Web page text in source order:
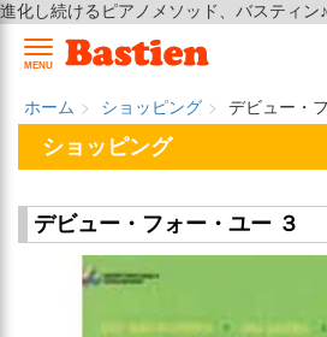
進化し続けるピアノメソッド、バスティン♪
MENU
ホーム ショッピング
デビュー・
ショッピング
デビュー・フォー・ユー ３